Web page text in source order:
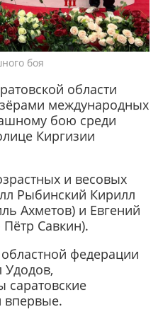
боя
области
международных
бою среди
Киргизии
и весовых
Рыбинский Кирилл
Ахметов) и Евгений
Савкин).
федерации
Удодов,
саратовские
впервые.